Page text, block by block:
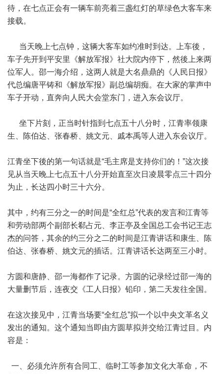
待，在七点正会有一辆车前亮着三盏红灯的草绿色大客车来
接载。
当天晚上七点钟，这辆大客车如约准时到达。上车後，
车子先开到平安里《解放军报》社大院内停下，然後上来两
位军人。邵一海介绍，这两人就是大名鼎鼎的《人民日报》
代总编唐平铸和《解放军报》副总编胡痴。在大家的掌声中
车子开动，直奔向人民大会堂东门，进入东会议厅。
坐下片刻，正当时针指到七点五十八分时，江青率领康
生、陈伯达、张春桥、姚文元、戚本禹等人进入东会议厅。
江青坐下後的第一句话就是“毛主席是支持你们的！”这次接
见从当天晚上七点五十八分开始直至次日凌晨零点三十四分
为止，长达四小时三十六分。
其中，约有三分之一的时间是“全红总”代表的发言和江青等
和劳动部两个副部长郗占元、李正亭及全国总工会书记王志
杰的问答，其余的约三分之二的时间是江青讲话和康生、陈
伯达、张春桥、姚文元的插话。江青讲话长达两至三小时。
方圆和唐静、邵一海都作了记录。方圆的记录经过邵一海的
大量删节后，连夜交《工人日报》铅印，第二天发往全国。
在这次接见中，江青当场要“全红总”拟一个以中央文革名义
发出的通知。这个通知当即由方圆草拟并交给江青过目。内
容是：
一、必须允许所有合同工、临时工等参加文化大革命，不